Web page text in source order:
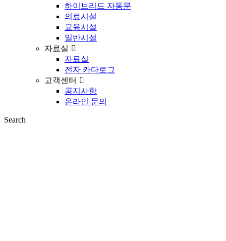
하이브리드 자동문
의료시설
교육시설
일반시설
자료실
자료실
전자 카다로그
고객센터
공지사항
온라인 문의
Search